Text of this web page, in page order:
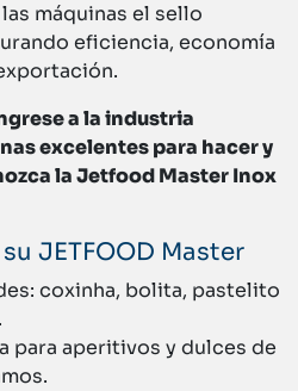
máquinas el sello
eficiencia, economía
a la industria
excelentes para hacer y
la Jetfood Master Inox
JETFOOD Master
coxinha, bolita, pastelito
para aperitivos y dulces de